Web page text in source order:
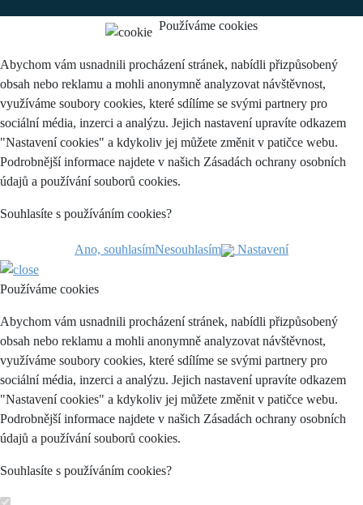
Používáme cookies
Abychom vám usnadnili procházení stránek, nabídli přizpůsobený
obsah nebo reklamu a mohli anonymně analyzovat návštěvnost,
využíváme soubory cookies, které sdílíme se svými partnery pro
sociální média, inzerci a analýzu. Jejich nastavení upravíte odkazem
"Nastavení cookies" a kdykoliv jej můžete změnit v patičce webu.
Podrobnější informace najdete v našich Zásadách ochrany osobních
údajů a používání souborů cookies.
Souhlasíte s používáním cookies?
Ano, souhlasímNesouhlasím Nastavení
Používáme cookies
Abychom vám usnadnili procházení stránek, nabídli přizpůsobený
obsah nebo reklamu a mohli anonymně analyzovat návštěvnost,
využíváme soubory cookies, které sdílíme se svými partnery pro
sociální média, inzerci a analýzu. Jejich nastavení upravíte odkazem
"Nastavení cookies" a kdykoliv jej můžete změnit v patičce webu.
Podrobnější informace najdete v našich Zásadách ochrany osobních
údajů a používání souborů cookies.
Souhlasíte s používáním cookies?